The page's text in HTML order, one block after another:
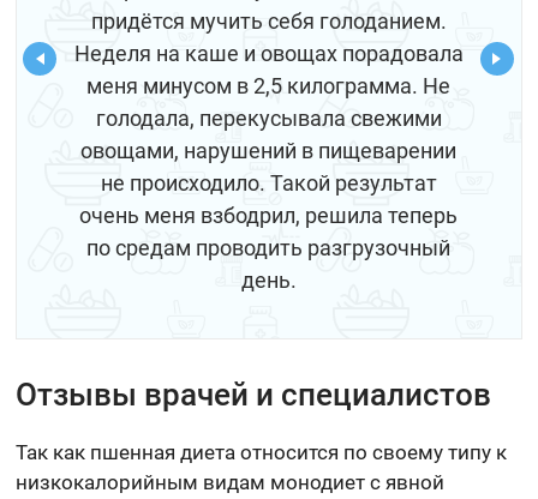
придётся мучить себя голоданием.
Неделя на каше и овощах порадовала
меня минусом в 2,5 килограмма. Не
голодала, перекусывала свежими
овощами, нарушений в пищеварении
не происходило. Такой результат
очень меня взбодрил, решила теперь
по средам проводить разгрузочный
день.
Отзывы врачей и специалистов
Так как пшенная диета относится по своему типу к
низкокалорийным видам монодиет с явной